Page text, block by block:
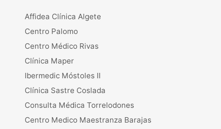
Affidea Clínica Algete
Centro Palomo
Centro Médico Rivas
Clínica Maper
Ibermedic Móstoles II
Clínica Sastre Coslada
Consulta Médica Torrelodones
Centro Medico Maestranza Barajas